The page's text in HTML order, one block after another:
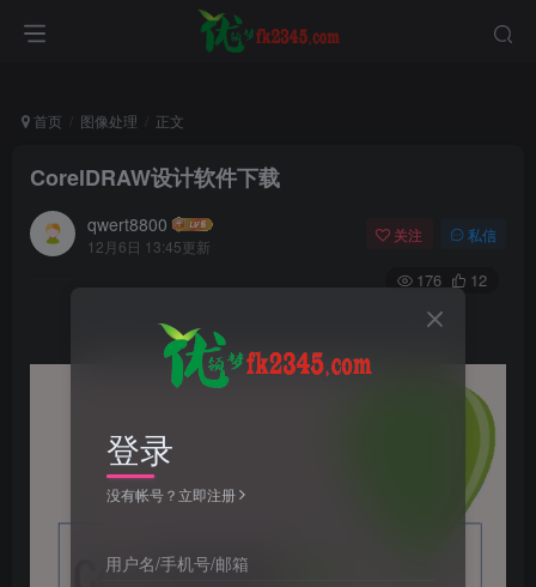
首页 图像处理 正文
CorelDRAW设计软件下载
qwert8800
12月6日 13:45更新
关注 私信
176 12
登录
没有帐号？立即注册
用户名/手机号/邮箱